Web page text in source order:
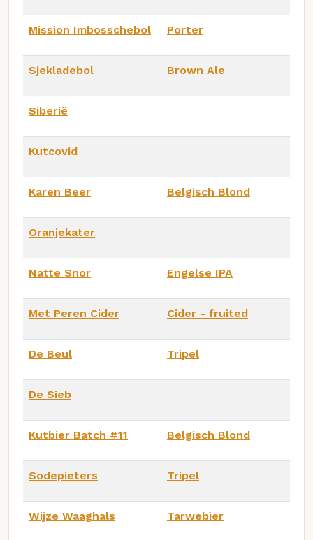
Mission Imbosschebol Porter
Sjekladebol Brown Ale
Siberië
Kutcovid
Karen Beer Belgisch Blond
Oranjekater
Natte Snor Engelse IPA
Met Peren Cider Cider - fruited
De Beul Tripel
De Sieb
Kutbier Batch #11 Belgisch Blond
Sodepieters Tripel
Wijze Waaghals Tarwebier